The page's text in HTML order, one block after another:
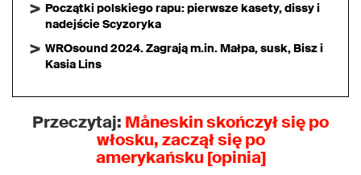
Początki polskiego rapu: pierwsze kasety, dissy i
nadejście Scyzoryka
WROsound 2024. Zagrają m.in. Małpa, susk, Bisz i
Kasia Lins
Przeczytaj: Måneskin skończył się po
włosku, zaczął się po
amerykańsku [opinia]